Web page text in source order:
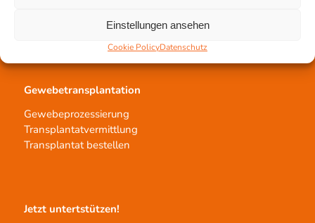
Einstellungen ansehen
Cookie PolicyDatenschutz
Gewebetransplantation
Gewebeprozessierung
Transplantatvermittlung
Transplantat bestellen
Jetzt untertstützen!